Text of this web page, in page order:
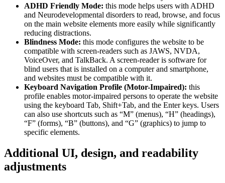
ADHD Friendly Mode: this mode helps users with ADHD
and Neurodevelopmental disorders to read, browse, and focus
on the main website elements more easily while significantly
reducing distractions.
Blindness Mode: this mode configures the website to be
compatible with screen-readers such as JAWS, NVDA,
VoiceOver, and TalkBack. A screen-reader is software for
blind users that is installed on a computer and smartphone,
and websites must be compatible with it.
Keyboard Navigation Profile (Motor-Impaired): this
profile enables motor-impaired persons to operate the website
using the keyboard Tab, Shift+Tab, and the Enter keys. Users
can also use shortcuts such as “M” (menus), “H” (headings),
“F” (forms), “B” (buttons), and “G” (graphics) to jump to
specific elements.
Additional UI, design, and readability
adjustments